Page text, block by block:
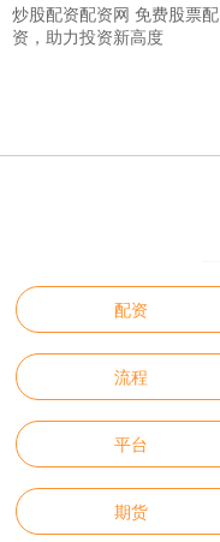
炒股配资配资网 免费股票配
资，助力投资新高度
配资
流程
平台
期货